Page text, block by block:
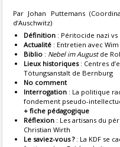
Par Johan Puttemans
d’Auschwitz)
Définition : Péritocide nazi vs
Actualité : Entretien avec
Biblio : Nebel im Augustde
Lieux historiques: Centres
Tötungsanstalt de Bernburg
No comment
Interrogation : La politique
fondement pseudo-
+ fiche pédagogique
Réflexion : Les artisans du
Christian Wirth
Le saviez-vous ? : La KDF se